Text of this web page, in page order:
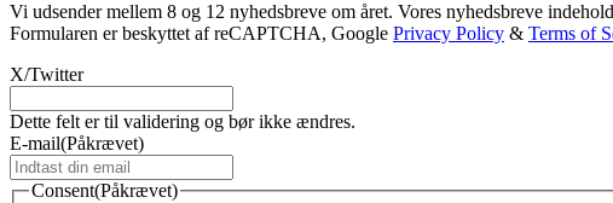
Vi udsender mellem 8 og 12 nyhedsbreve om året. Vores nyhedsbreve
Formularen er beskyttet af reCAPTCHA, Google Privacy Policy & Terms of
X/Twitter
Dette felt er til validering og bør ikke ændres.
E-mail(Påkrævet)
Consent(Påkrævet)